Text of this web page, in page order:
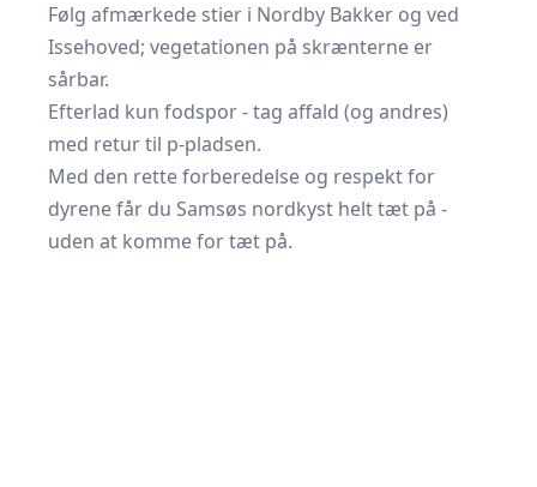
Følg afmærkede stier i Nordby Bakker og ved
Issehoved; vegetationen på skrænterne er
sårbar.
Efterlad kun fodspor - tag affald (og andres)
med retur til p-pladsen.
Med den rette forberedelse og respekt for
dyrene får du Samsøs nordkyst helt tæt på -
uden at komme for tæt på.